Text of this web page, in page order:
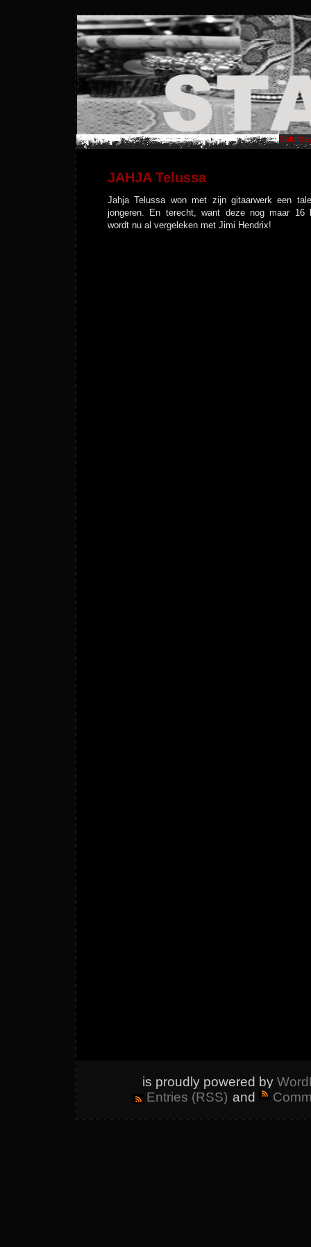
JAHJA Telussa
Jahja Telussa won met zijn gitaarwerk een
jongeren. En terecht, want deze nog maar 16
wordt nu al vergeleken met Jimi Hendrix!
is proudly powered by
Entries (RSS) and